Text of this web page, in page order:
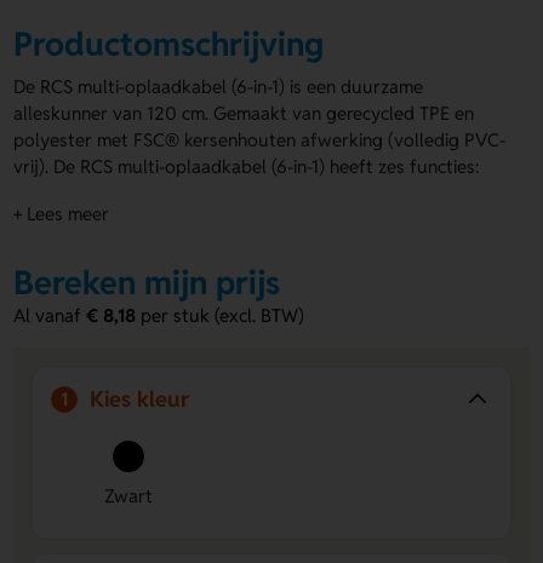
Productomschrijving
De RCS multi-oplaadkabel (6-in-1) is een duurzame
alleskunner van 120 cm. Gemaakt van gerecycled TPE en
polyester met FSC® kersenhouten afwerking (volledig PVC-
vrij). De RCS multi-oplaadkabel (6-in-1) heeft zes functies:
laad je vrijwel elk apparaat op, waaronder nieuwe generatie
synchroniseren. Je kunt de oplader personaliseren door
middel van een bedrukking, gravering of doming. Verpakt in
FSC® kraft sleeve.
oplaadkabel
Duurzaam en milieuvriendelijk:
gerecycled TPE en polyester met FSC® kersenhouten
afwerking, volledig PVC-vrij.
+ Lees meer
Bereken mijn prijs
Al vanaf€ 8,18 per stuk (excl. BTW)
1 Kies kleur
Zwart